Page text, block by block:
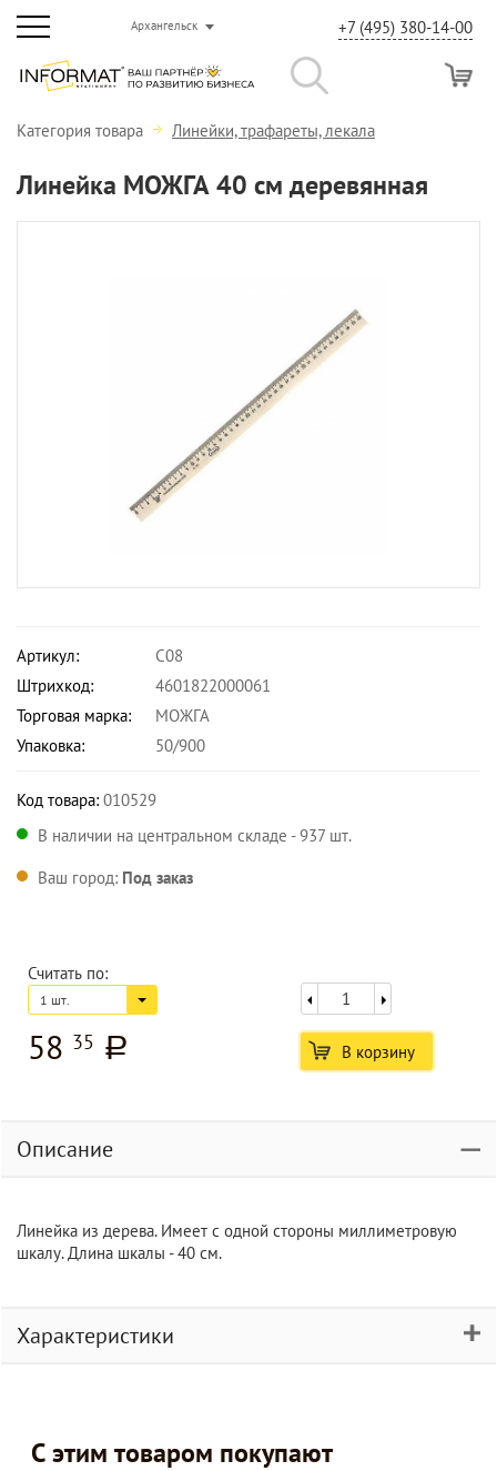
Архангельск +7 (495) 380-14-00
Категория товара Линейки, трафареты, лекала
Линейка МОЖГА 40 см деревянная
Артикул:
С08
Штрихкод:
4601822000061
Торговая марка:
МОЖГА
Упаковка:
50/900
Код товара: 010529
В наличии на центральном складе - 937 шт.
Ваш город: Под заказ
Считать по:
1 шт.
58 35 a В корзину
Описание
Линейка из дерева. Имеет с одной стороны миллиметровую
шкалу. Длина шкалы - 40 см.
Характеристики
С этим товаром покупают